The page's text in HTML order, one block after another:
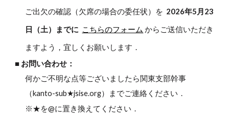
ご出欠の確認（欠席の場合の委任状）を 2026年5月23
日（土）までに こちらのフォーム からご送信いただき
ますよう，宜しくお願いします．
■ お問い合わせ：
何かご不明な点等ございましたら関東支部幹事
（kanto-sub★jsise.org）までご連絡ください．
※★を@に置き換えてください．